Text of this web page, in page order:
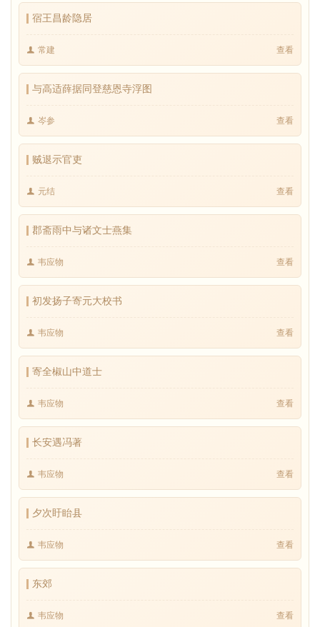
宿王昌龄隐居
常建 查看
与高适薛据同登慈恩寺浮图
岑参 查看
贼退示官吏
元结 查看
郡斋雨中与诸文士燕集
韦应物 查看
初发扬子寄元大校书
韦应物 查看
寄全椒山中道士
韦应物 查看
长安遇冯著
韦应物 查看
夕次盱眙县
韦应物 查看
东郊
韦应物 查看